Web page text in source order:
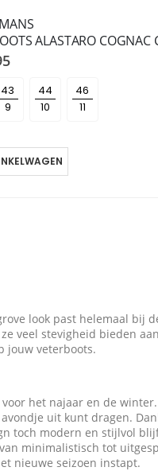
ALASTARO COGNAC
43 44 46
look past helemaal bij
veel stevigheid bieden
jouw veterboots.
het najaar en de
uit kunt dragen.
toch modern en stijlvol
minimalistisch tot
nieuwe seizoen instapt.